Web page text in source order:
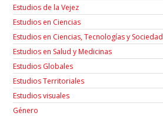
Estudios de la Vejez
Estudios en Ciencias
Estudios en Ciencias, Tecnologías y Sociedad
Estudios en Salud y Medicinas
Estudios Globales
Estudios Territoriales
Estudios visuales
Género